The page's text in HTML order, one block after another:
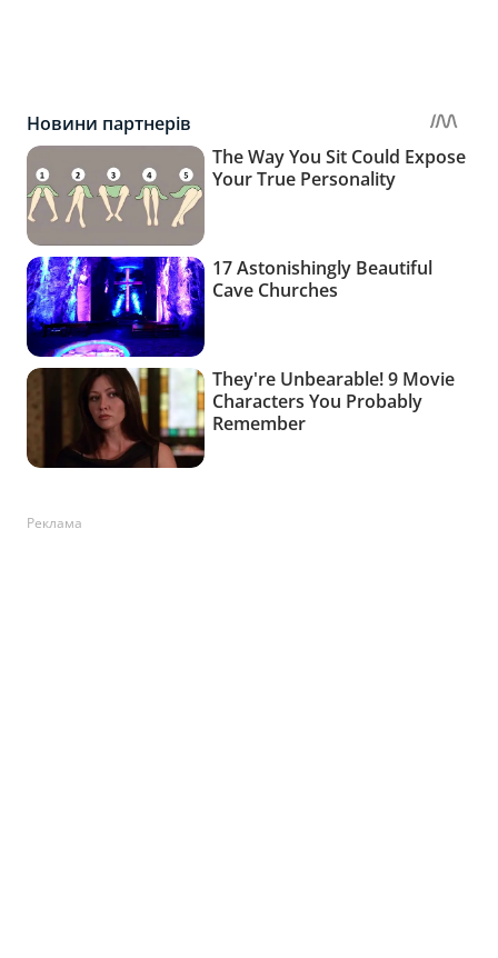
Реклама